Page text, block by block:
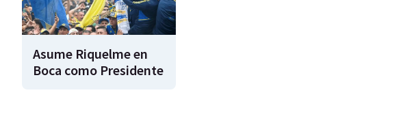
Asume Riquelme en
Boca como Presidente